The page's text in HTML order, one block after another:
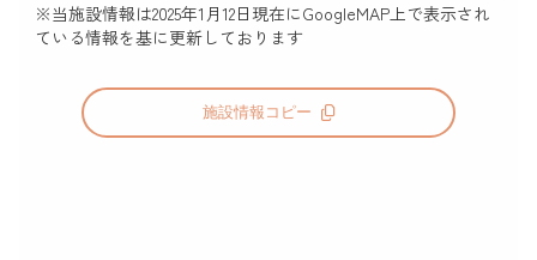
※当施設情報は2025年1月12日現在にGoogleMAP上で表示され
ている情報を基に更新しております
施設情報コピー